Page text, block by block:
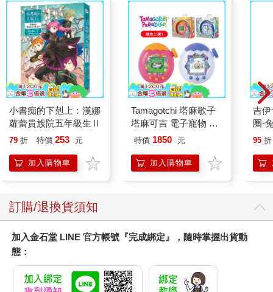
小書痴的下剋上：漢娜
蘿蕾貴族院五年級生Ⅱ
79 折 特價 253 元
加入購物車
Tamagotchi 塔麻歌子
塔麻可吉 電子寵物 樂
園系列（熱帶橙果／極
特價 1850 元
加入購物車
吉伊卡哇
圈-
95 折
訂購/退換貨須知
加入金石堂 LINE 官方帳號『完成綁定』，隨時掌握出貨動
態：